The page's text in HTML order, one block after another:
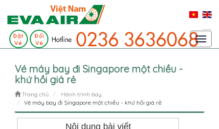
Vé máy bay đi Singapore một chiều -
khứ hồi giá rẻ
Trang chủ
Hành trình bay
Vé máy bay đi Singapore một chiều - khứ hồi giá rẻ
Nội dung bài viết